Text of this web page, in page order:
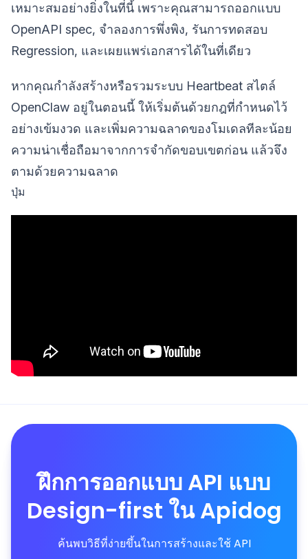
เหมาะสมอย่างยิ่งในที่นี้ เพราะคุณสามารถออกแบบ
OpenAPI spec, จำลองการพึ่งพิง, รันการทดสอบ
Regression, และเผยแพร่เอกสารได้ในที่เดียว
หากคุณกำลังสร้างหรือรวมระบบ Heartbeat สไตล์
OpenClaw อยู่ในตอนนี้ ให้เริ่มต้นด้วยกฎที่กำหนดไว้
อย่างเข้มงวด และเพิ่มความฉลาดของโมเดลทีละน้อย
ความน่าเชื่อถือมาจากการจำกัดขอบเขตก่อน แล้วจึง
ตามด้วยความฉลาด
ปุ่ม
ฝึกการออกแบบ API แบบ
Design-first ใน Apidog
ค้นพบวิธีที่ง่ายขึ้นในการสร้างและใช้ API